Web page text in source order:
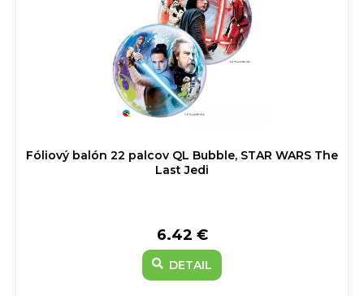
Fóliový balón 22 palcov QL Bubble, STAR WARS The
Last Jedi
6.42 €
DETAIL